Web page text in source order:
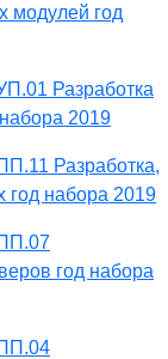
модулей год
Разработка
2019
Разработка,
год набора 2019
год набора